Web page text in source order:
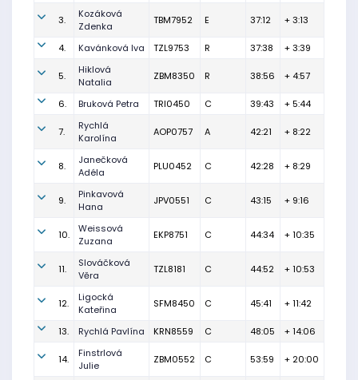
3.
Kozáková
Zdenka
TBM7952 E 37:12 + 3:13
4. Kavánková Iva TZL9753 R 37:38 + 3:39
5.
Hiklová
Natalia
ZBM8350 R 38:56 + 4:57
6. Bruková Petra TRI0450 C 39:43 + 5:44
7.
Rychlá
Karolína
AOP0757 A 42:21 + 8:22
8.
Janečková
Adéla
PLU0452 C 42:28 + 8:29
9.
Pinkavová
Hana
JPV0551 C 43:15 + 9:16
10.
Weissová
Zuzana
EKP8751 C 44:34 + 10:35
11.
Slováčková
Věra
TZL8181 C 44:52 + 10:53
12.
Ligocká
Kateřina
SFM8450 C 45:41 + 11:42
13. Rychlá Pavlína KRN8559 C 48:05 + 14:06
14.
Finstrlová
Julie
ZBM0552 C 53:59 + 20:00